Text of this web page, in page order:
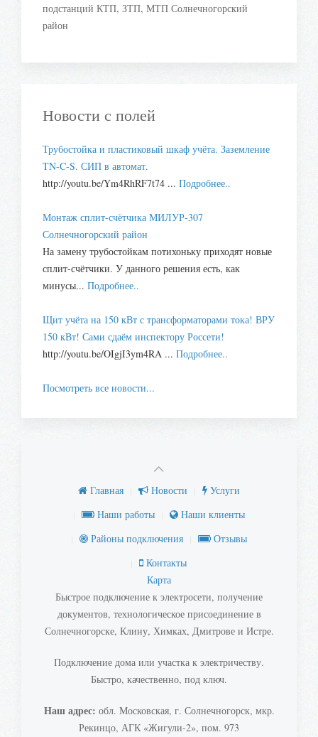
подстанций КТП, ЗТП, МТП Солнечногорский
район
Новости с полей
Трубостойка и пластиковый шкаф учёта. Заземление
TN-C-S. СИП в автомат.
http://youtu.be/Ym4RhRF7t74 ... Подробнее..
Монтаж сплит-счётчика МИЛУР-307
Солнечногорский район
На замену трубостойкам потихоньку приходят новые
сплит-счётчики. У данного решения есть, как
минусы... Подробнее..
Щит учёта на 150 кВт с трансформаторами тока! ВРУ
150 кВт! Сами сдаём инспектору Россети!
http://youtu.be/OIgjI3ym4RA ... Подробнее..
Посмотреть все новости...
Главная Новости
Услуги
Наши работы
Наши клиенты
Районы подключения
Отзывы
Контакты
Карта
Быстрое подключение к электросети, получение
документов, технологическое присоединение в
Солнечногорске, Клину, Химках, Дмитрове и Истре.
Подключение дома или участка к электричеству.
Быстро, качественно, под ключ.
Наш адрес: обл. Московская, г. Солнечногорск, мкр.
Рекинцо, АГК «Жигули-2», пом. 973